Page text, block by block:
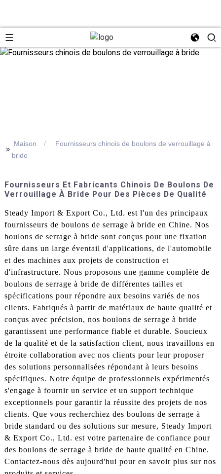
>>
Maison
Fournisseurs chinois de boulons de verrouillage à
bride
Fournisseurs Et Fabricants Chinois De Boulons De
Verrouillage À Bride Pour Des Pièces De Qualité
Steady Import & Export Co., Ltd. est l'un des principaux
fournisseurs de boulons de serrage à bride en Chine. Nos
boulons de serrage à bride sont conçus pour une fixation
sûre dans un large éventail d'applications, de l'automobile
et des machines aux projets de construction et
d'infrastructure. Nous proposons une gamme complète de
boulons de serrage à bride de différentes tailles et
spécifications pour répondre aux besoins variés de nos
clients. Fabriqués à partir de matériaux de haute qualité et
conçus avec précision, nos boulons de serrage à bride
garantissent une performance fiable et durable. Soucieux
de la qualité et de la satisfaction client, nous travaillons en
étroite collaboration avec nos clients pour leur proposer
des solutions personnalisées répondant à leurs besoins
spécifiques. Notre équipe de professionnels expérimentés
s'engage à fournir un service et un support technique
exceptionnels pour garantir la réussite des projets de nos
clients. Que vous recherchiez des boulons de serrage à
bride standard ou des solutions sur mesure, Steady Import
& Export Co., Ltd. est votre partenaire de confiance pour
des boulons de serrage à bride de haute qualité en Chine.
Contactez-nous dès aujourd'hui pour en savoir plus sur nos